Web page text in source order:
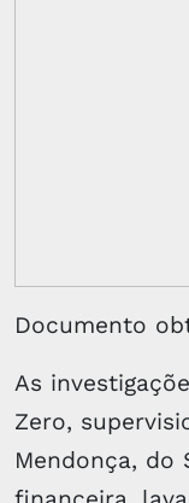
Documento
As
Zero,
Mendonça, do